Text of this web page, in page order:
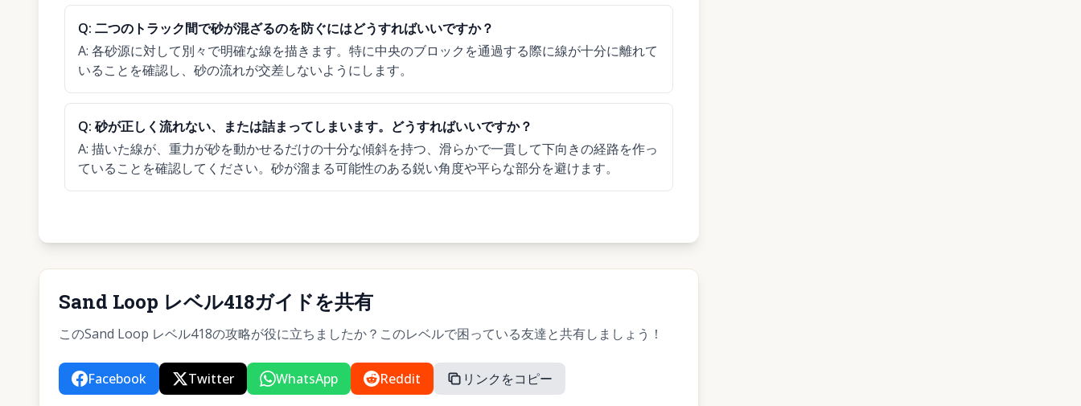
Q: 二つのトラック間で砂が混ざるのを防ぐにはどうすればいいですか？
A: 各砂源に対して別々で明確な線を描きます。特に中央のブロックを通過する際に線が十分に離れて
いることを確認し、砂の流れが交差しないようにします。
Q: 砂が正しく流れない、または詰まってしまいます。どうすればいいですか？
A: 描いた線が、重力が砂を動かせるだけの十分な傾斜を持つ、滑らかで一貫して下向きの経路を作っ
ていることを確認してください。砂が溜まる可能性のある鋭い角度や平らな部分を避けます。
Sand Loop レベル418ガイドを共有
このSand Loop レベル418の攻略が役に立ちましたか？このレベルで困っている友達と共有しましょう！
Facebook Twitter WhatsApp Reddit リンクをコピー